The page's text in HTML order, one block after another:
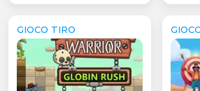
GIOCO TIRO